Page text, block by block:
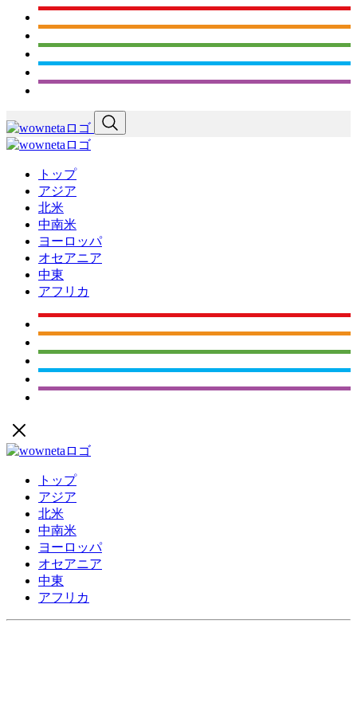
トップ
アジア
北米
中南米
ヨーロッパ
オセアニア
中東
アフリカ
トップ
アジア
北米
中南米
ヨーロッパ
オセアニア
中東
アフリカ